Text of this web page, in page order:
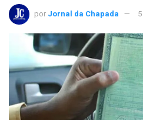
por Jornal da Chapada